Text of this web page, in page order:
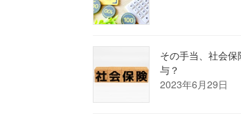
その手当、社会
与？
2023年6月29日